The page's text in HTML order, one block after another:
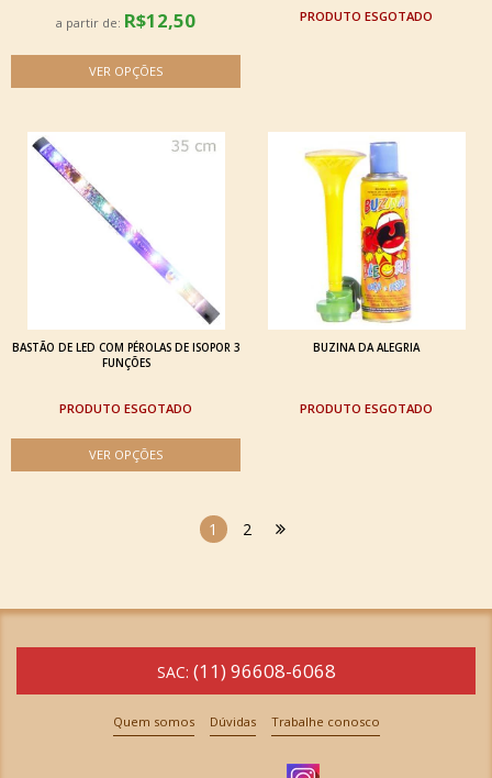
a partir de: R$12,50 ESGOTADO
BASTÃO DE LED COM PÉROLAS DE ISOPOR 3
FUNÇÕES
ESGOTADO
BUZINA DA ALEGRIA
ESGOTADO
1 2
SAC: (11) 96608-6068
Quem somos Dúvidas Trabalhe conosco